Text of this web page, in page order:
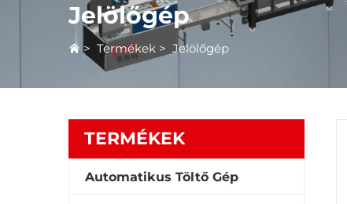
Jelölőgép
> Termékek > Jelölőgép
TERMÉKEK
Automatikus Töltő Gép